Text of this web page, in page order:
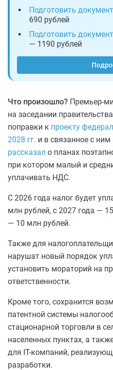
Подготовить
690 рублей
Подготовить
— 1190 рублей
Что произошло? Премьер-
на заседании
поправки к проекту
2028 гг. и в связанное с ним
рассказал о планах
при котором малый и
уплачивать НДС.
С 2026 года налог будет
млн рублей, с 2027 года —
— 10 млн рублей.
Также для
нарушат новый порядок
установить мораторий на
ответственности.
Кроме того, сохранится
патентной системы
стационарной торговли в
населенных пунктах, а
для IT-компаний,
разработки.